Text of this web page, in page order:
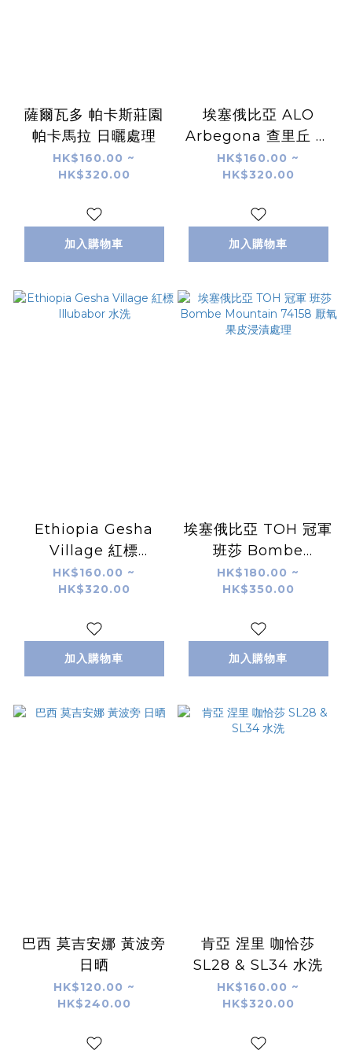
薩爾瓦多 帕卡斯莊園
帕卡馬拉 日曬處理
HK$160.00 ~
HK$320.00
加入購物車
埃塞俄比亞 ALO
Arbegona 查里丘 日
晒
HK$160.00 ~
HK$320.00
加入購物車
Ethiopia Gesha
Village 紅標
Illubabor 水洗
HK$160.00 ~
HK$320.00
加入購物車
埃塞俄比亞 TOH 冠軍
班莎 Bombe
Mountain 74158 厭
氧果皮浸漬處理
HK$180.00 ~
HK$350.00
加入購物車
巴西 莫吉安娜 黃波旁
日晒
HK$120.00 ~
HK$240.00
肯亞 涅里 咖恰莎
SL28 & SL34 水洗
HK$160.00 ~
HK$320.00